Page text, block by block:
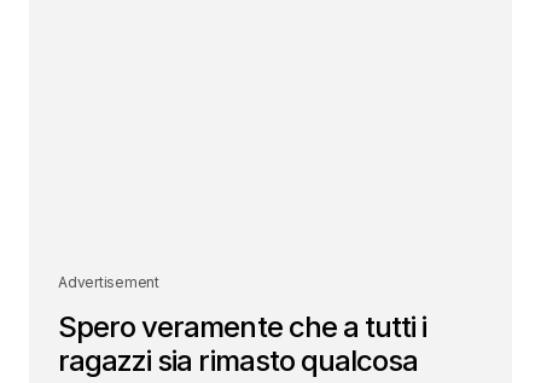
Advertisement
Spero veramente che a tutti i
ragazzi sia rimasto qualcosa